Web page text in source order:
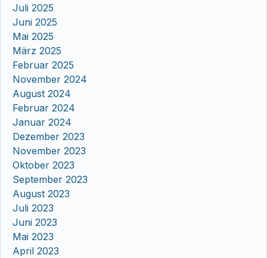
Juli 2025
Juni 2025
Mai 2025
März 2025
Februar 2025
November 2024
August 2024
Februar 2024
Januar 2024
Dezember 2023
November 2023
Oktober 2023
September 2023
August 2023
Juli 2023
Juni 2023
Mai 2023
April 2023